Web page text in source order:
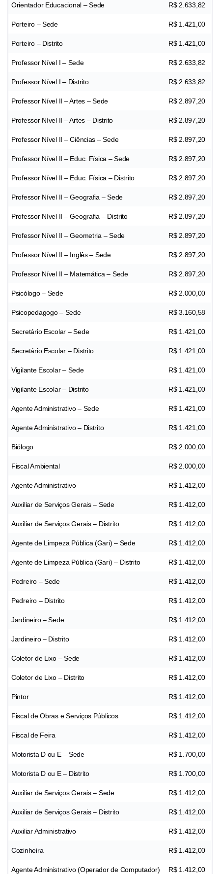
Orientador Educacional – Sede R$ 2.633,82
Porteiro – Sede R$ 1.421,00
Porteiro – Distrito R$ 1.421,00
Professor Nível I – Sede R$ 2.633,82
Professor Nível I – Distrito R$ 2.633,82
Professor Nível II – Artes – Sede R$ 2.897,20
Professor Nível II – Artes – Distrito R$ 2.897,20
Professor Nível II – Ciências – Sede R$ 2.897,20
Professor Nível II – Educ. Física – Sede R$ 2.897,20
Professor Nível II – Educ. Física – Distrito R$ 2.897,20
Professor Nível II – Geografia – Sede R$ 2.897,20
Professor Nível II – Geografia – Distrito R$ 2.897,20
Professor Nível II – Geometria – Sede R$ 2.897,20
Professor Nível II – Inglês – Sede R$ 2.897,20
Professor Nível II – Matemática – Sede R$ 2.897,20
Psicólogo – Sede R$ 2.000,00
Psicopedagogo – Sede R$ 3.160,58
Secretário Escolar – Sede R$ 1.421,00
Secretário Escolar – Distrito R$ 1.421,00
Vigilante Escolar – Sede R$ 1.421,00
Vigilante Escolar – Distrito R$ 1.421,00
Agente Administrativo – Sede R$ 1.421,00
Agente Administrativo – Distrito R$ 1.421,00
Biólogo R$ 2.000,00
Fiscal Ambiental R$ 2.000,00
Agente Administrativo R$ 1.412,00
Auxiliar de Serviços Gerais – Sede R$ 1.412,00
Auxiliar de Serviços Gerais – Distrito R$ 1.412,00
Agente de Limpeza Pública (Gari) – Sede R$ 1.412,00
Agente de Limpeza Pública (Gari) – Distrito R$ 1.412,00
Pedreiro – Sede R$ 1.412,00
Pedreiro – Distrito R$ 1.412,00
Jardineiro – Sede R$ 1.412,00
Jardineiro – Distrito R$ 1.412,00
Coletor de Lixo – Sede R$ 1.412,00
Coletor de Lixo – Distrito R$ 1.412,00
Pintor R$ 1.412,00
Fiscal de Obras e Serviços Públicos R$ 1.412,00
Fiscal de Feira R$ 1.412,00
Motorista D ou E – Sede R$ 1.700,00
Motorista D ou E – Distrito R$ 1.700,00
Auxiliar de Serviços Gerais – Sede R$ 1.412,00
Auxiliar de Serviços Gerais – Distrito R$ 1.412,00
Auxiliar Administrativo R$ 1.412,00
Cozinheira R$ 1.412,00
Agente Administrativo (Operador de Computador) R$ 1.412,00